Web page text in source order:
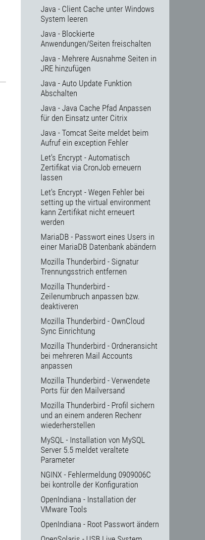
Java - Client Cache unter Windows
System leeren
Java - Blockierte
Anwendungen/Seiten freischalten
Java - Mehrere Ausnahme Seiten in
JRE hinzufügen
Java - Auto Update Funktion
Abschalten
Java - Java Cache Pfad Anpassen
für den Einsatz unter Citrix
Java - Tomcat Seite meldet beim
Aufruf ein exception Fehler
Let's Encrypt - Automatisch
Zertifikat via CronJob erneuern
lassen
Let's Encrypt - Wegen Fehler bei
setting up the virtual environment
kann Zertifikat nicht erneuert
werden
MariaDB - Passwort eines Users in
einer MariaDB Datenbank abändern
Mozilla Thunderbird - Signatur
Trennungsstrich entfernen
Mozilla Thunderbird -
Zeilenumbruch anpassen bzw.
deaktiveren
Mozilla Thunderbird - OwnCloud
Sync Einrichtung
Mozilla Thunderbird - Ordneransicht
bei mehreren Mail Accounts
anpassen
Mozilla Thunderbird - Verwendete
Ports für den Mailversand
Mozilla Thunderbird - Profil sichern
und an einem anderen Rechenr
wiederherstellen
MySQL - Installation von MySQL
Server 5.5 meldet veraltete
Parameter
NGINX - Fehlermeldung 0909006C
bei kontrolle der Konfiguration
OpenIndiana - Installation der
VMware Tools
OpenIndiana - Root Passwort ändern